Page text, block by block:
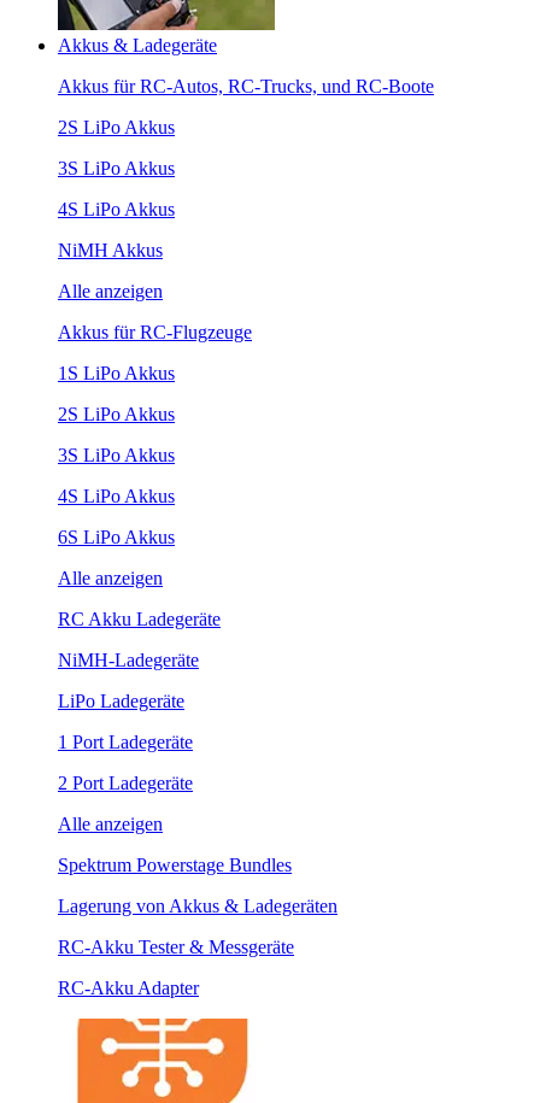
Akkus & Ladegeräte
Akkus für RC-Autos, RC-Trucks, und RC-Boote
2S LiPo Akkus
3S LiPo Akkus
4S LiPo Akkus
NiMH Akkus
Alle anzeigen
Akkus für RC-Flugzeuge
1S LiPo Akkus
2S LiPo Akkus
3S LiPo Akkus
4S LiPo Akkus
6S LiPo Akkus
Alle anzeigen
RC Akku Ladegeräte
NiMH-Ladegeräte
LiPo Ladegeräte
1 Port Ladegeräte
2 Port Ladegeräte
Alle anzeigen
Spektrum Powerstage Bundles
Lagerung von Akkus & Ladegeräten
RC-Akku Tester & Messgeräte
RC-Akku Adapter